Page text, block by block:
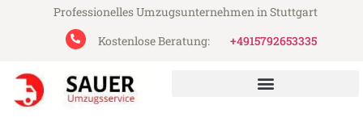
Professionelles Umzugsunternehmen in Stuttgart
Kostenlose Beratung:
+4915792653335